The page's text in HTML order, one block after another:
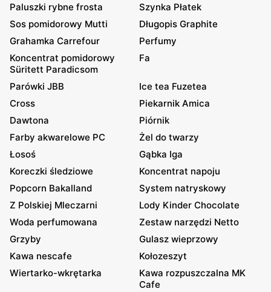
Paluszki rybne frosta
Szynka Płatek
Sos pomidorowy Mutti
Długopis Graphite
Grahamka Carrefour
Perfumy
Koncentrat pomidorowy
Süritett Paradicsom
Fa
Parówki JBB
Ice tea Fuzetea
Cross
Piekarnik Amica
Dawtona
Piórnik
Farby akwarelowe PC
Żel do twarzy
Łosoś
Gąbka Iga
Koreczki śledziowe
Koncentrat napoju
Popcorn Bakalland
System natryskowy
Z Polskiej Mleczarni
Lody Kinder Chocolate
Woda perfumowana
Zestaw narzędzi Netto
Grzyby
Gulasz wieprzowy
Kawa nescafe
Kołozeszyt
Wiertarko-wkrętarka
Kawa rozpuszczalna MK
Cafe